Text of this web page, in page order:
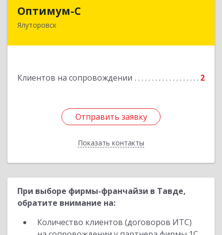
Оптимум-С
Ялуторовск
Клиентов на сопровождении 2
Отправить заявку
Показать контакты
Отправить заявку
Назад
При выборе фирмы-франчайзи в Тавде,
обратите внимание на:
Количество клиентов (договоров ИТС)